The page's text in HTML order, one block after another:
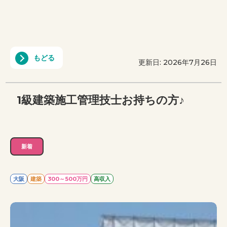
もどる 更新日: 2026年7月26日
1級建築施工管理技士お持ちの方♪
新着
大阪 建築 300～500万円 高収入